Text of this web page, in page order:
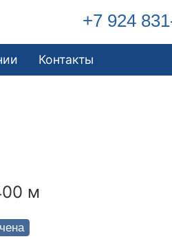
+7 924
Контакты
м